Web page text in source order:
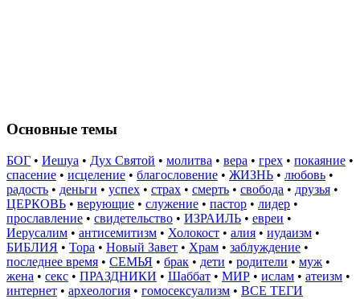
Основные темы
БОГ • Иешуа • Дух Святой • молитва • вера • грех • покаяние •
спасение • исцеление • благословение • ЖИЗНЬ • любовь •
радость • деньги • успех • страх • смерть • свобода • друзья •
ЦЕРКОВЬ • верующие • служение • пастор • лидер •
прославление • свидетельство • ИЗРАИЛЬ • евреи •
Иерусалим • антисемитизм • Холокост • алия • иудаизм •
БИБЛИЯ • Тора • Новый Завет • Храм • заблуждение •
последнее время • СЕМЬЯ • брак • дети • родители • муж •
жена • секс • ПРАЗДНИКИ • Шаббат • МИР • ислам • атеизм •
интернет • археология • гомосексуализм • ВСЕ ТЕГИ